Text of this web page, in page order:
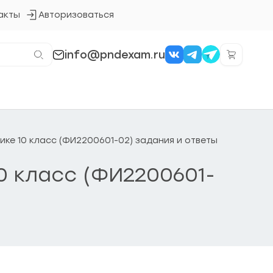
Авторизоваться
Кнопка
info@pndexam.ru
10 класс (ФИ2200601-02) задания и ответы
класс (ФИ2200601-